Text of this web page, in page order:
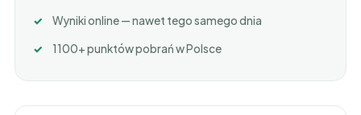
Wyniki online — nawet tego samego dnia
1100+ punktów pobrań w Polsce